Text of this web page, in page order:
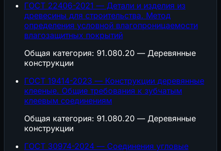
ГОСТ 22406-2021 — Детали и изделия из
древесины для строительства. Метод
опpеделения условной влагопpоницаемости
влагозащитных покpытий
Общая категория: 91.080.20 — Деревянные
конструкции
ГОСТ 19414-2023 — Конструкции деревянные
клееные. Общие требования к зубчатым
клеевым соединениям
Общая категория: 91.080.20 — Деревянные
конструкции
ГОСТ 30974-2024 — Соединения угловые